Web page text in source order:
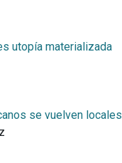
utopía materializada
se vuelven locales